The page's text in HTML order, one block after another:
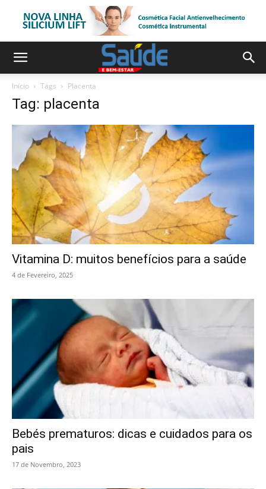
Início Tags Placenta
Tag: placenta
Vitamina D: muitos benefícios para a saúde
4 de Fevereiro, 2025
Bebés prematuros: dicas e cuidados para os
pais
17 de Novembro, 2023